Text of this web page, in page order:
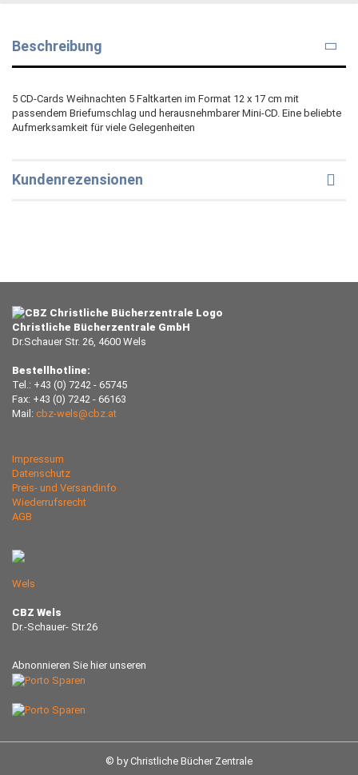
Beschreibung
5 CD-Cards Weihnachten 5 Faltkarten im Format 12 x 17 cm mit
passendem Briefumschlag und herausnehmbarer Mini-CD. Eine beliebte
Aufmerksamkeit für viele Gelegenheiten
Kundenrezensionen
Christliche Bücherzentrale GmbH
Dr.Schauer Str. 26, 4600 Wels
Bestellhotline:
Tel.: +43 (0) 7242 - 65745
Fax: +43 (0) 7242 - 66163
Mail: cbz-wels@cbz.at
Impressum
Datenschutz
Preis- und Versandinfo
Wiederrufsrecht
AGB
Wels
CBZ Wels
Dr.-Schauer- Str.26
Abnonnieren Sie hier unseren
© by Christliche Bücher Zentrale